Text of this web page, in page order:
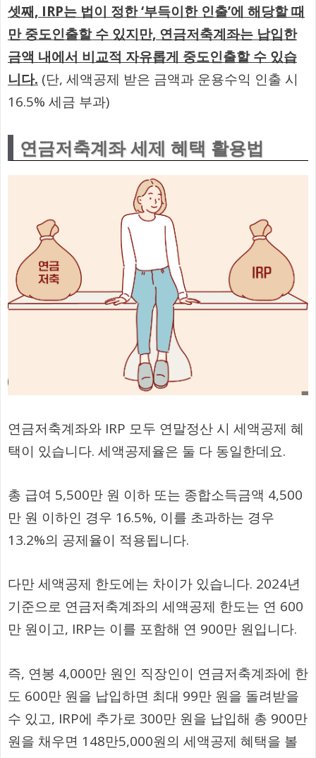
셋째, IRP는 법이 정한 ‘부득이한 인출’에 해당할 때
만 중도인출할 수 있지만, 연금저축계좌는 납입한
금액 내에서 비교적 자유롭게 중도인출할 수 있습
니다. (단, 세액공제 받은 금액과 운용수익 인출 시
16.5% 세금 부과)
연금저축계좌 세제 혜택 활용법
연금저축계좌와 IRP 모두 연말정산 시 세액공제 혜
택이 있습니다. 세액공제율은 둘 다 동일한데요.
총 급여 5,500만 원 이하 또는 종합소득금액 4,500
만 원 이하인 경우 16.5%, 이를 초과하는 경우
13.2%의 공제율이 적용됩니다.
다만 세액공제 한도에는 차이가 있습니다. 2024년
기준으로 연금저축계좌의 세액공제 한도는 연 600
만 원이고, IRP는 이를 포함해 연 900만 원입니다.
즉, 연봉 4,000만 원인 직장인이 연금저축계좌에 한
도 600만 원을 납입하면 최대 99만 원을 돌려받을
수 있고, IRP에 추가로 300만 원을 납입해 총 900만
원을 채우면 148만5,000원의 세액공제 혜택을 볼